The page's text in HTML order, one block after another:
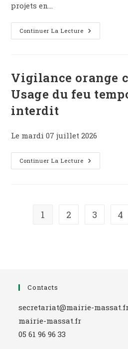
projets en…
Continuer La Lecture
NOUVEAU
Vigilance orange
Usage du feu
interdit
Le mardi 07 juillet 2026
Continuer La Lecture Vigilance
Orange
Interdit
1 2 3 4
Contacts
secretariat@mairie-
mairie-massat.fr
05 61 96 96 33